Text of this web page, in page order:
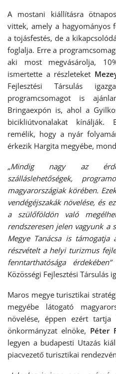
A mostani kiállításra
vittek, amely a hagyományos
a tojásfestés, de a
foglalja. Erre a
aki most megvásárolja,
ismertette a részleteket
Fejlesztési Társulás
programcsomagot is
Bringaexpón is, ahol a
bicikliútvonalakat kínálják.
remélik, hogy a nyár
érkezik Hargita megyébe,
„Mindig nagy az
szálláslehetőségek,
magyarországiak körében.
vendégéjszakák növelése, és
a szülőföldön való
rendszeresen jelen vagyunk a
Megye Tanácsa is
részvételt a helyi turizmus
fenntarthatósága érdekében”
Közösségi Fejlesztési Társulás
Maros megye turisztikai
megyébe látogató
növelése, éppen ezért
önkormányzat elnöke, Péter
legyen a budapesti Utazás
piacvezető turisztikai